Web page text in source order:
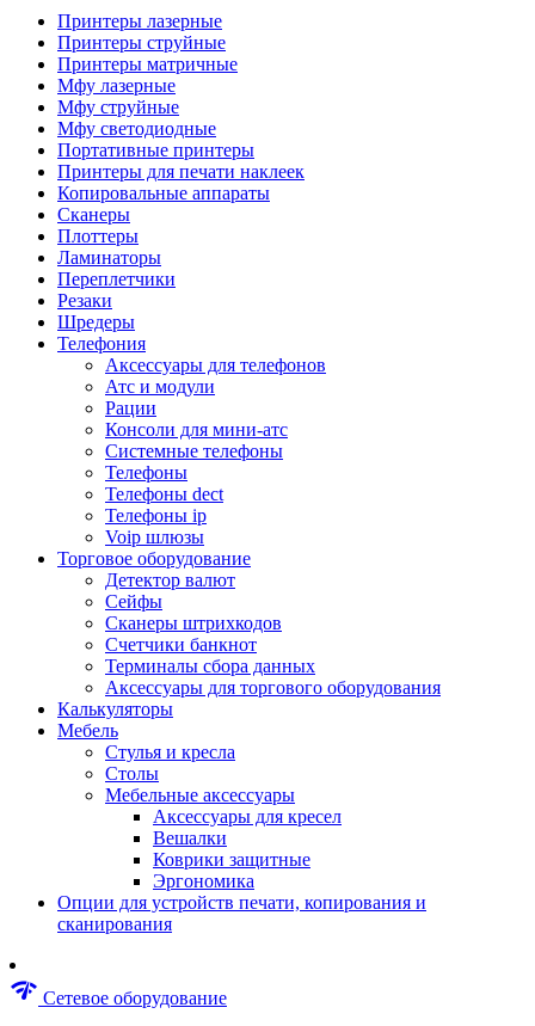
Камеры для видеоконференцсвязи
Аксессуары для видеоконференцсвязи
Системы безопасности и умный дом
Комплекты видеонаблюдения
Мониторы и видеостены
Регистраторы
Замки
Терминалы доступа
Охранно-пожарная сигнализация
Коннекторы и розетки
Инструмент и садовая техника
Электро и пневмоинструмент
Аксессуары для пневмоинструментов
Гайковерты пневматические
Инструмент измерительный
Краскораспылители пневматические
Наборы пневматические
Пистолеты пневматические
Шуруповерты
Дрели
Лобзики
Перфораторы
Шлифмашины
Наборы инструментов
Пилы
Пылесосы строительные
Принтеры лазерные
Принтеры струйные
Принтеры матричные
Мфу лазерные
Мфу струйные
Мфу светодиодные
Портативные принтеры
Принтеры для печати наклеек
Копировальные аппараты
Сканеры
Плоттеры
Ламинаторы
Переплетчики
Резаки
Шредеры
Телефония
Аксессуары для телефонов
Атс и модули
Рации
Консоли для мини-атс
Системные телефоны
Телефоны
Телефоны dect
Телефоны ip
Voip шлюзы
Торговое оборудование
Детектор валют
Сейфы
Сканеры штрихкодов
Счетчики банкнот
Терминалы сбора данных
Аксессуары для торгового оборудования
Калькуляторы
Мебель
Стулья и кресла
Столы
Мебельные аксессуары
Аксессуары для кресел
Вешалки
Коврики защитные
Эргономика
Опции для устройств печати, копирования и
сканирования
network_check Сетевое оборудование